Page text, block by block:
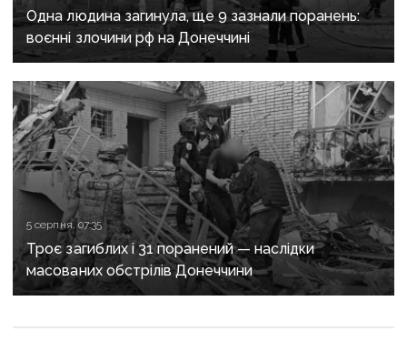
Одна людина загинула, ще 9 зазнали поранень:
воєнні злочини рф на Донеччині
5 серпня, 07:35
Троє загиблих і 31 поранений — наслідки
масованих обстрілів Донеччини